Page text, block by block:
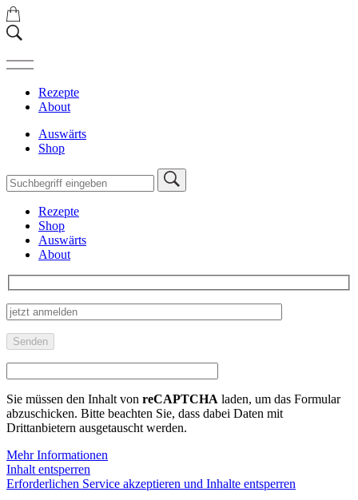
Rezepte
About
Auswärts
Shop
Rezepte
Shop
Auswärts
About
Sie müssen den Inhalt von reCAPTCHA laden, um das Formular
abzuschicken. Bitte beachten Sie, dass dabei Daten mit
Drittanbietern ausgetauscht werden.
Mehr Informationen
Inhalt entsperren
Erforderlichen Service akzeptieren und Inhalte entsperren